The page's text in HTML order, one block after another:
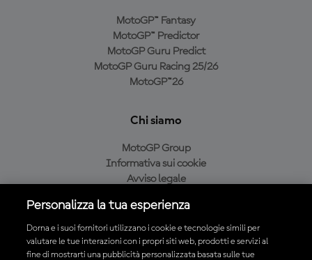
MotoGP™ Fantasy
MotoGP™ Predictor
MotoGP Guru Predict
MotoGP Guru Racing 25/26
MotoGP™26
Chi siamo
MotoGP Group
Informativa sui cookie
Avviso legale
Condizioni di acquisto
Personalizza la tua esperienza
Dorna e i suoi fornitori utilizzano i cookie e tecnologie simili per
valutare le tue interazioni con i propri siti web, prodotti e servizi al
fine di mostrarti una pubblicità personalizzata basata sulle tue